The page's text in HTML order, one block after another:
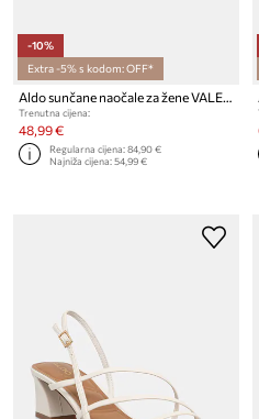
-10%
Extra -5% s kodom: OFF*
Trenutna cijena:
48,99 €
Regularna cijena:84,90 €
Najniža cijena:54,99 €